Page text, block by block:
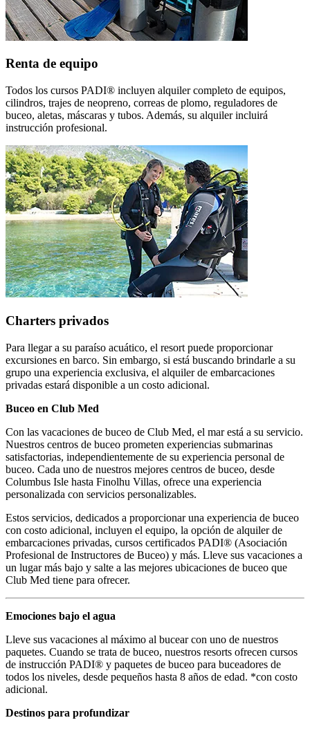
Renta de equipo
Todos los cursos PADI® incluyen alquiler completo de equipos,
cilindros, trajes de neopreno, correas de plomo, reguladores de
buceo, aletas, máscaras y tubos. Además, su alquiler incluirá
instrucción profesional.
Charters privados
Para llegar a su paraíso acuático, el resort puede proporcionar
excursiones en barco. Sin embargo, si está buscando brindarle a su
grupo una experiencia exclusiva, el alquiler de embarcaciones
privadas estará disponible a un costo adicional.
Buceo en Club Med
Con las vacaciones de buceo de Club Med, el mar está a su servicio.
Nuestros centros de buceo prometen experiencias submarinas
satisfactorias, independientemente de su experiencia personal de
buceo. Cada uno de nuestros mejores centros de buceo, desde
Columbus Isle hasta Finolhu Villas, ofrece una experiencia
personalizada con servicios personalizables.
Estos servicios, dedicados a proporcionar una experiencia de buceo
con costo adicional, incluyen el equipo, la opción de alquiler de
embarcaciones privadas, cursos certificados PADI® (Asociación
Profesional de Instructores de Buceo) y más. Lleve sus vacaciones a
un lugar más bajo y salte a las mejores ubicaciones de buceo que
Club Med tiene para ofrecer.
Emociones bajo el agua
Lleve sus vacaciones al máximo al bucear con uno de nuestros
paquetes. Cuando se trata de buceo, nuestros resorts ofrecen cursos
de instrucción PADI® y paquetes de buceo para buceadores de
todos los niveles, desde pequeños hasta 8 años de edad. *con costo
adicional.
Destinos para profundizar